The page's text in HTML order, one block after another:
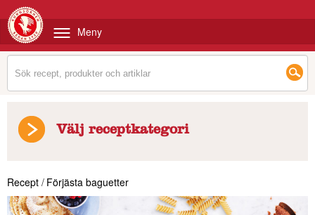
Meny
Välj receptkategori
Recept / Förjästa baguetter